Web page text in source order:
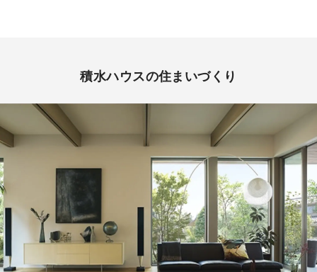
積水ハウスの住まいづくり